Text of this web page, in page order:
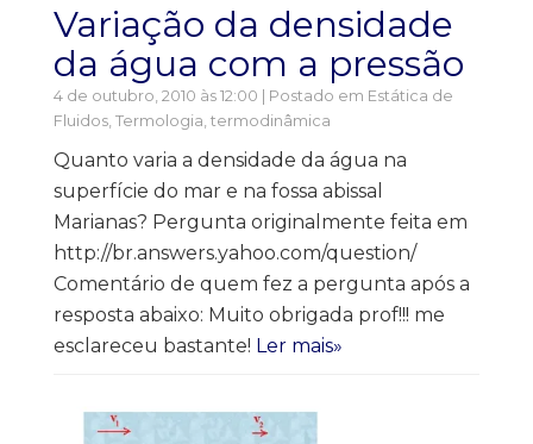
Variação da densidade
da água com a pressão
4 de outubro, 2010 às 12:00 | Postado em Estática de
Fluidos Termologia, termodinâmica
Quanto varia a densidade da água na
superfície do mar e na fossa abissal
Marianas? Pergunta originalmente feita em
http://br.answers.yahoo.com/question/
Comentário de quem fez a pergunta após a
resposta abaixo: Muito obrigada prof!!! me
esclareceu bastante! Ler mais»